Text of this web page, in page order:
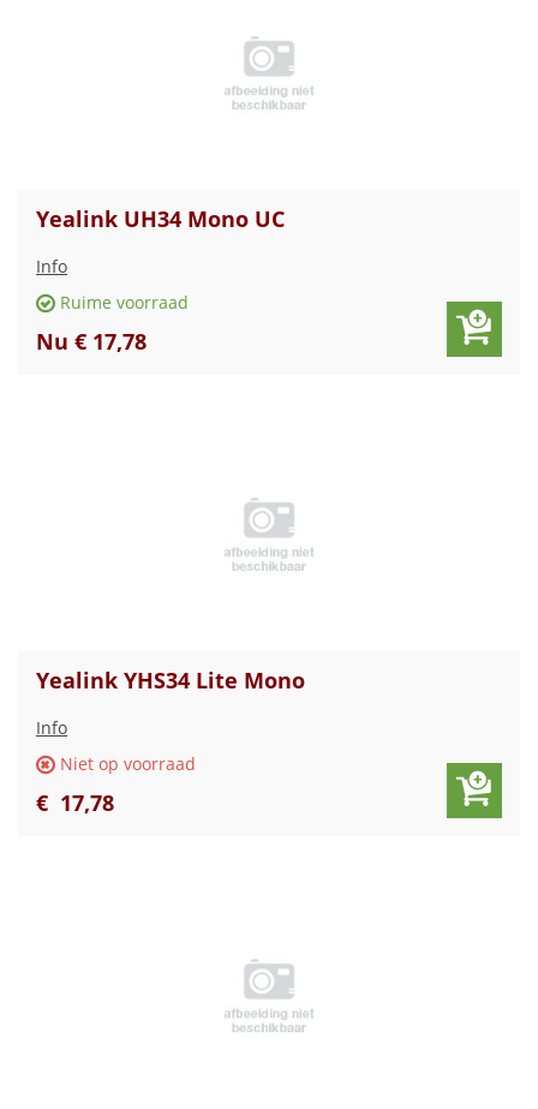
Yealink UH34 Mono UC
Info
Ruime voorraad
Nu € 17,78
Yealink YHS34 Lite Mono
Info
Niet op voorraad
€ 17,78